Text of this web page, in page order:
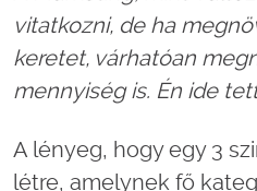
vitatkozni, de ha
keretet, várhatóan
mennyiség is. Én ide
A lényeg, hogy egy 3
létre, amelynek fő